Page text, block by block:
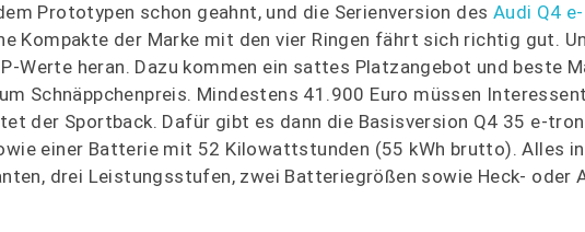
Prototypen schon geahnt, und die Serienversion des Audi Q4
Kompakte der Marke mit den vier Ringen fährt sich richtig gut.
Werte heran. Dazu kommen ein sattes Platzangebot und beste
Schnäppchenpreis. Mindestens 41.900 Euro müssen
der Sportback. Dafür gibt es dann die Basisversion Q4 35 e-
einer Batterie mit 52 Kilowattstunden (55 kWh brutto). Alles
drei Leistungsstufen, zwei Batteriegrößen sowie Heck- oder